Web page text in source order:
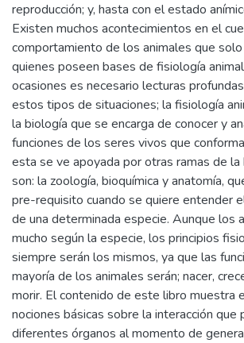
reproducción; y, hasta con el estado
Existen muchos acontecimientos en el
comportamiento de los animales que
quienes poseen bases de fisiología
ocasiones es necesario lecturas
estos tipos de situaciones; la fisiología
la biología que se encarga de conocer y
funciones de los seres vivos que
esta se ve apoyada por otras ramas de la
son: la zoología, bioquímica y anatomía,
pre-requisito cuando se quiere entender
de una determinada especie. Aunque los
mucho según la especie, los principios
siempre serán los mismos, ya que las
mayoría de los animales serán; nacer,
morir. El contenido de este libro muestra
nociones básicas sobre la interacción que
diferentes órganos al momento de